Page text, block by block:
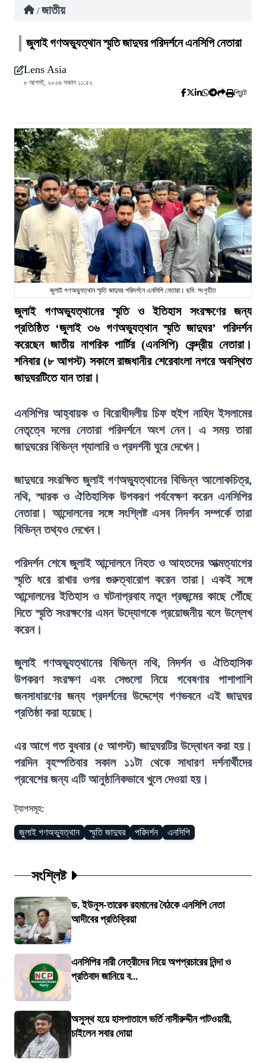
/ জাতীয়
জুলাই গণঅভ্যুত্থান স্মৃতি জাদুঘর পরিদর্শনে এনসিপি নেতারা
Lens Asia
৮ আগস্ট, ২০২৬ সকাল ১১:৫২
প্রিন্ট
জুলাই গণঅভ্যুত্থান স্মৃতি জাদুঘর পরিদর্শনে এনসিপি নেতারা। ছবি: সংগৃহীত
জুলাই গণঅভ্যুত্থানের স্মৃতি ও ইতিহাস সংরক্ষণের জন্য
প্রতিষ্ঠিত ‘জুলাই ৩৬ গণঅভ্যুত্থান স্মৃতি জাদুঘর’ পরিদর্শন
করেছেন জাতীয় নাগরিক পার্টির (এনসিপি) কেন্দ্রীয় নেতারা।
শনিবার (৮ আগস্ট) সকালে রাজধানীর শেরেবাংলা নগরে অবস্থিত
জাদুঘরটিতে যান তারা।
এনসিপির আহ্বায়ক ও বিরোধীদলীয় চিফ হুইপ নাহিদ ইসলামের
নেতৃত্বে দলের নেতারা পরিদর্শনে অংশ নেন। এ সময় তারা
জাদুঘরের বিভিন্ন গ্যালারি ও প্রদর্শনী ঘুরে দেখেন।
জাদুঘরে সংরক্ষিত জুলাই গণঅভ্যুত্থানের বিভিন্ন আলোকচিত্র,
নথি, স্মারক ও ঐতিহাসিক উপকরণ পর্যবেক্ষণ করেন এনসিপির
নেতারা। আন্দোলনের সঙ্গে সংশ্লিষ্ট এসব নিদর্শন সম্পর্কে তারা
বিভিন্ন তথ্যও দেখেন।
পরিদর্শন শেষে জুলাই আন্দোলনে নিহত ও আহতদের আত্মত্যাগের
স্মৃতি ধরে রাখার ওপর গুরুত্বারোপ করেন তারা। একই সঙ্গে
আন্দোলনের ইতিহাস ও ঘটনাপ্রবাহ নতুন প্রজন্মের কাছে পৌঁছে
দিতে স্মৃতি সংরক্ষণের এমন উদ্যোগকে প্রয়োজনীয় বলে উল্লেখ
করেন।
জুলাই গণঅভ্যুত্থানের বিভিন্ন নথি, নিদর্শন ও ঐতিহাসিক
উপকরণ সংরক্ষণ এবং সেগুলো নিয়ে গবেষণার পাশাপাশি
জনসাধারণের জন্য প্রদর্শনের উদ্দেশ্যে গণভবনে এই জাদুঘর
প্রতিষ্ঠা করা হয়েছে।
এর আগে গত বুধবার (৫ আগস্ট) জাদুঘরটির উদ্বোধন করা হয়।
পরদিন বৃহস্পতিবার সকাল ১১টা থেকে সাধারণ দর্শনার্থীদের
প্রবেশের জন্য এটি আনুষ্ঠানিকভাবে খুলে দেওয়া হয়।
ট্যাগসমূহ:
জুলাই গণঅভ্যুত্থান স্মৃতি জাদুঘর পরিদর্শন এনসিপি
সংশ্লিষ্ট
ড. ইউনূস-তারেক রহমানের বৈঠকে এনসিপি নেতা
আদীবের প্রতিক্রিয়া
এনসিপির নারী নেত্রীদের নিয়ে অপপ্রচারের নিন্দা ও
প্রতিবাদ জানিয়ে ব...
অসুস্থ হয়ে হাসপাতালে ভর্তি নাসীরুদ্দীন পাটওয়ারী,
চাইলেন সবার দোয়া